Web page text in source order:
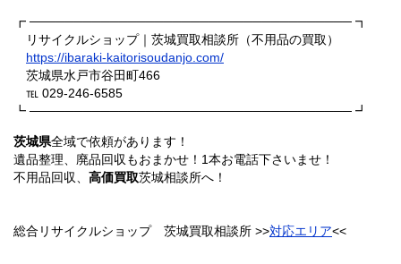
┏ ──────────────────────────────────── ┓
リサイクルショップ｜茨城買取相談所（不用品の買取）
https://ibaraki-kaitorisoudanjo.com/
茨城県水戸市谷田町466
℡ 029-246-6585
┗ ──────────────────────────────────── ┛
茨城県全域で依頼があります！
遺品整理、廃品回収もおまかせ！1本お電話下さいませ！
不用品回収、 高価買取茨城相談所へ！
総合リサイクルショップ 茨城買取相談所 >>対応エリア<<